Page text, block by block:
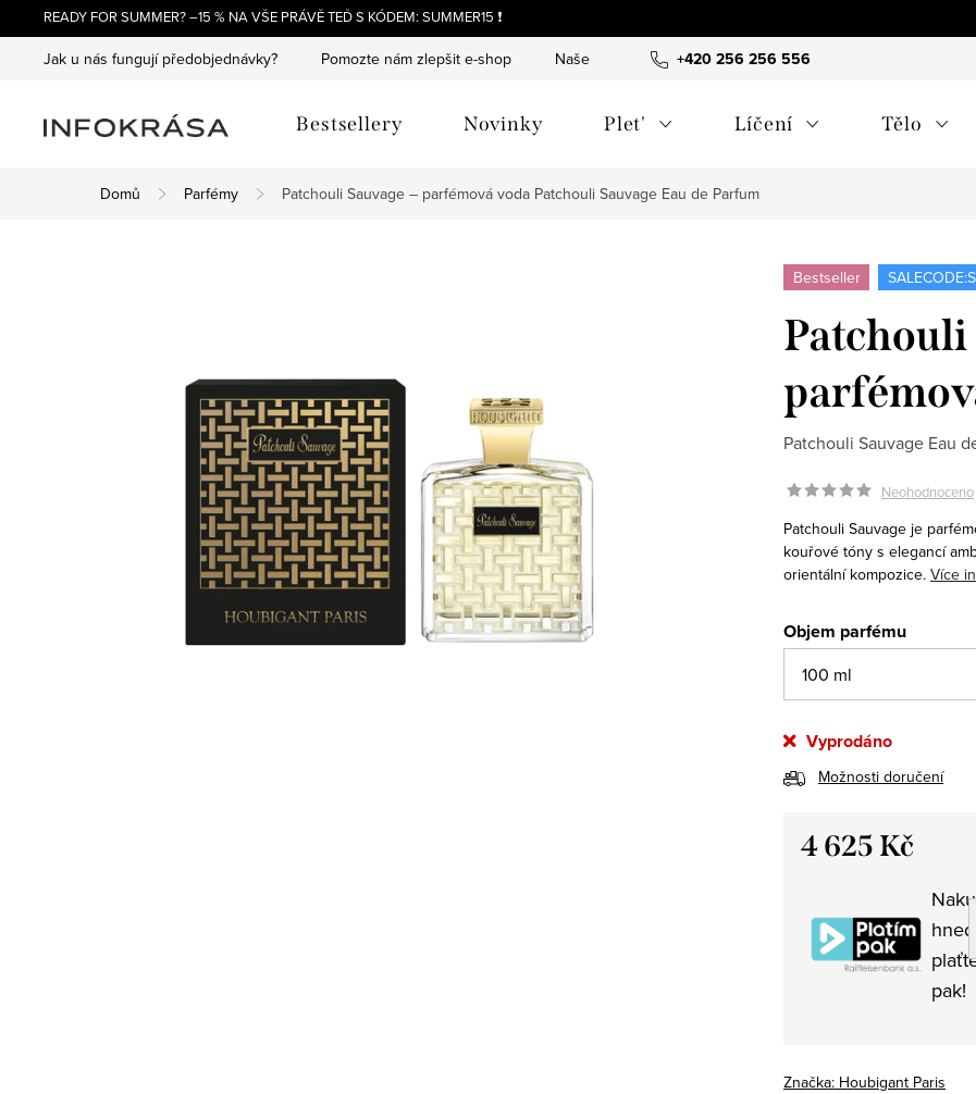
na
obsah
READY FOR SUMMER? –15 % NA VŠE PRÁVĚ TEĎ S KÓDEM: SUMMER15 ❗
+420 256 256 556
Jak u nás fungují předobjednávky? Pomozte nám zlepšit e-shop Naše tipy a příběhy O nás
Bestsellery Novinky Plet' Líčení Tělo
Domů Parfémy Patchouli Sauvage – parfémová voda Patchouli Sauvage Eau de Parfum
Bestseller
Patchouli
Patchouli Sauvage Eau
Neohodnoceno
Patchouli Sauvage je
kouřové tóny s elegancí
orientální kompozice. Více
Objem parfému
Vyprodáno
Možnosti doručení
4 625 Kč
hned,
pak!
Značka: Houbigant Paris